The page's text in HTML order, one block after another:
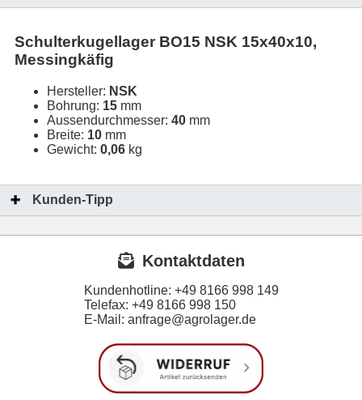
Schulterkugellager BO15 NSK 15x40x10,
Messingkäfig
Hersteller: NSK
Bohrung: 15 mm
Aussendurchmesser: 40 mm
Breite: 10 mm
Gewicht: 0,06 kg
Kunden-Tipp
Kontaktdaten
Kundenhotline: +49 8166 998 149
Telefax: +49 8166 998 150
E-Mail: anfrage@agrolager.de